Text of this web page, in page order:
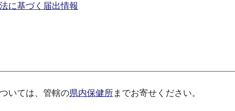
に基づく届出情報
いては、管轄の県内保健所までお寄せください。